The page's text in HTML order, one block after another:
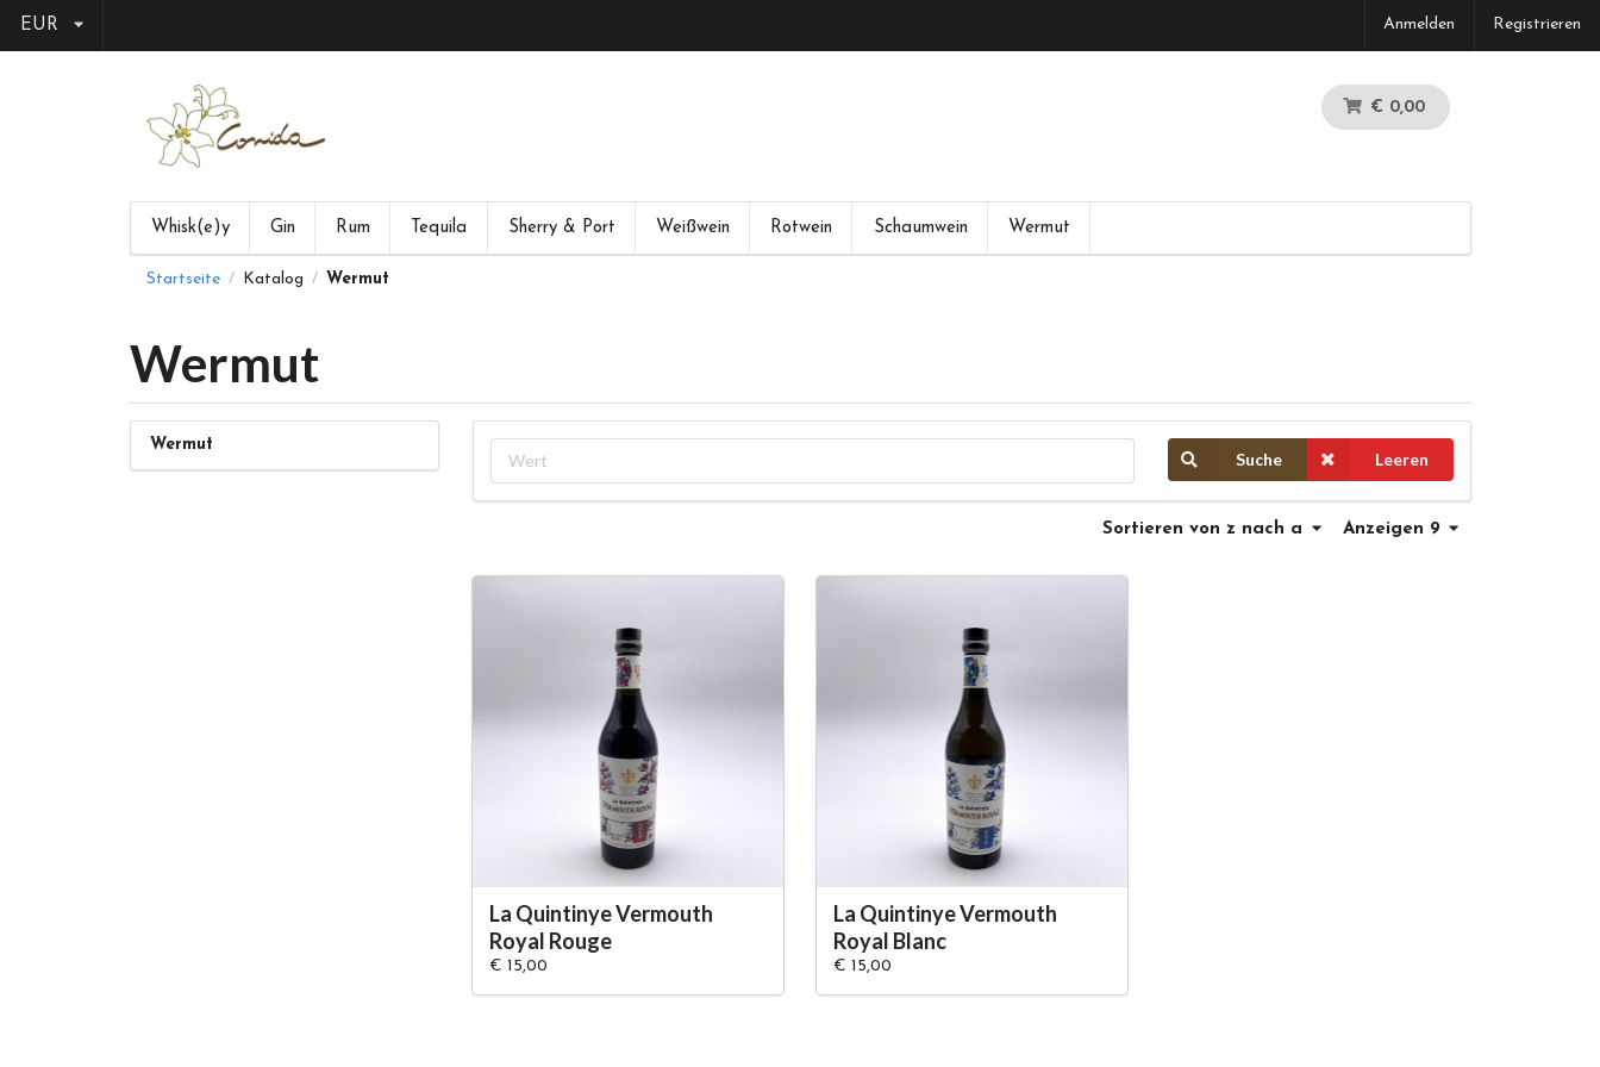
EUR Anmelden Registrieren
€ 0,00
Whisk(e)y Gin Rum Tequila Sherry & Port Weißwein Rotwein Schaumwein Wermut
Startseite / Katalog / Wermut
Wermut
Wermut
Suche Leeren
Anzeigen 9
Sortieren von z nach a
La Quintinye Vermouth
Royal Rouge
€ 15,00
La Quintinye Vermouth
Royal Blanc
€ 15,00